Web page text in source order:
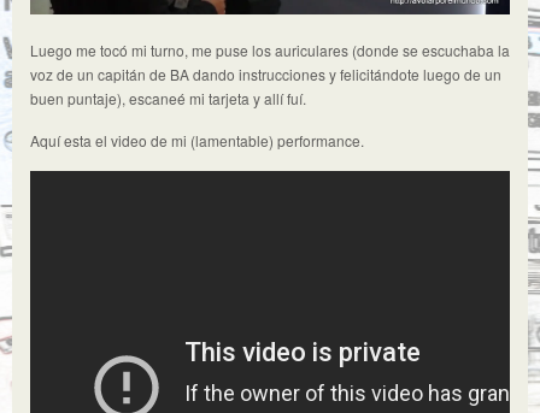
Luego me tocó mi turno, me puse los auriculares (donde se escuchaba la
voz de un capitán de BA dando instrucciones y felicitándote luego de un
buen puntaje), escaneé mi tarjeta y allí fuí.
Aquí esta el video de mi (lamentable) performance.